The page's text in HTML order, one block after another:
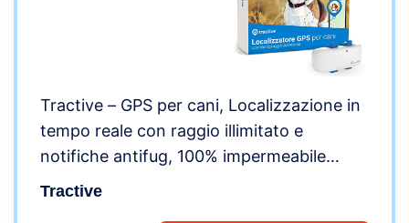
Tractive – GPS per cani, Localizzazione in
tempo reale con raggio illimitato e
notifiche antifug, 100% impermeabile
(bianco)
Tractive